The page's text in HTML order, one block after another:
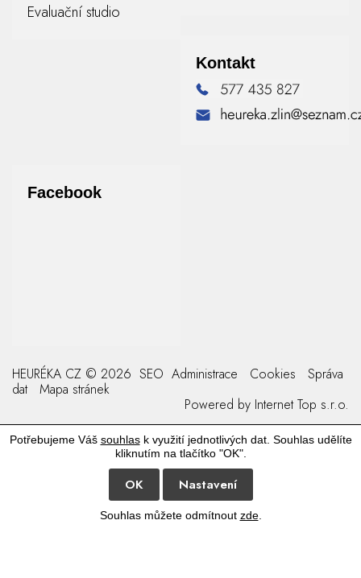
Evaluační studio
Kontakt
Facebook
HEURÉKA CZ © 2026 SEO Administrace Cookies
Správa
dat
Mapa stránek
Powered by Internet Top s.r.o.
Potřebujeme Váš souhlask využití jednotlivých dat. Souhlas udělíte
kliknutím na tlačítko "OK".
OK Nastavení
Souhlas můžete odmítnout zde.